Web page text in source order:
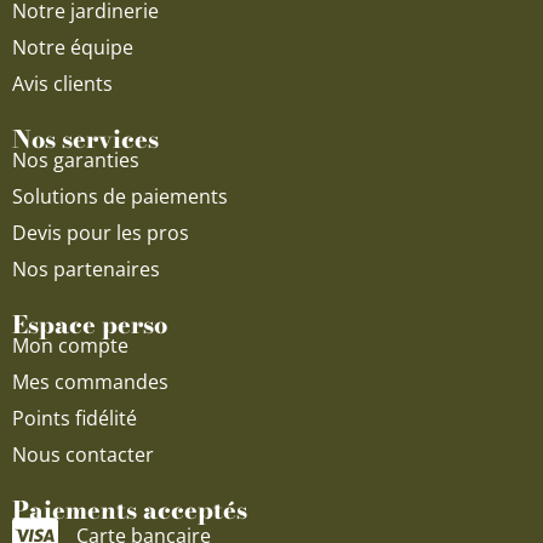
Notre jardinerie
Notre équipe
Avis clients
Nos services
Nos garanties
Solutions de paiements
Devis pour les pros
Nos partenaires
Espace perso
Mon compte
Mes commandes
Points fidélité
Nous contacter
Paiements acceptés
Carte bancaire